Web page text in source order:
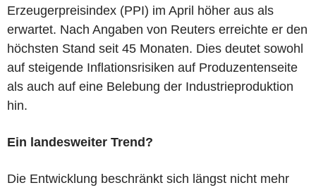
Erzeugerpreisindex (PPI) im April höher aus als
erwartet. Nach Angaben von Reuters erreichte er den
höchsten Stand seit 45 Monaten. Dies deutet sowohl
auf steigende Inflationsrisiken auf Produzentenseite
als auch auf eine Belebung der Industrieproduktion
hin.
Ein landesweiter Trend?
Die Entwicklung beschränkt sich längst nicht mehr